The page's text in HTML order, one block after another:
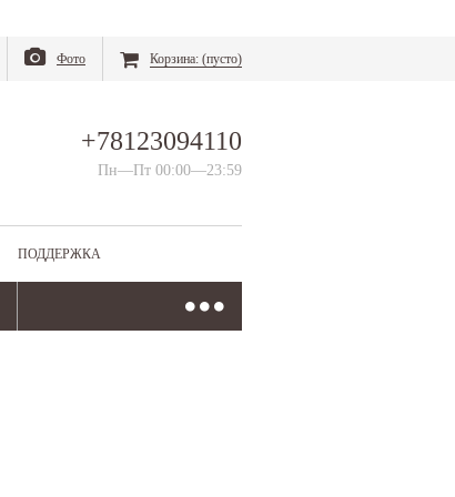
Фото Корзина: (пусто)
+78123094110
Пн—Пт 00:00—23:59
ПОДДЕРЖКА